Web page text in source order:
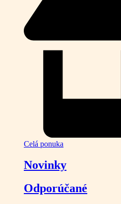
Celá ponuka
Novinky
Odporúčané